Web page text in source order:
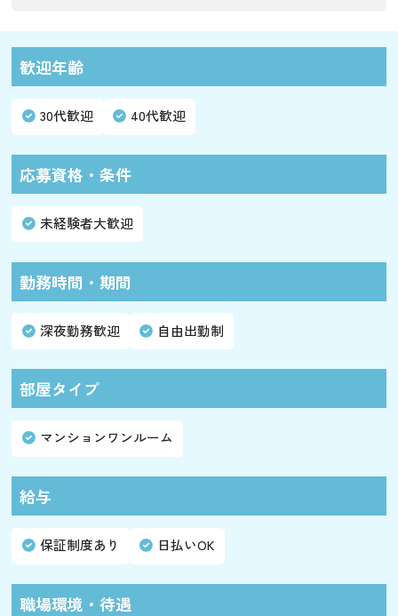
歓迎年齢
30代歓迎 40代歓迎
応募資格・条件
未経験者大歓迎
勤務時間・期間
深夜勤務歓迎 自由出勤制
部屋タイプ
マンションワンルーム
給与
保証制度あり 日払いOK
職場環境・待遇